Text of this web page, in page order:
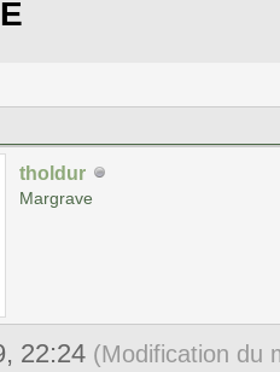
tholdur
Margrave
22:24 (Modification du